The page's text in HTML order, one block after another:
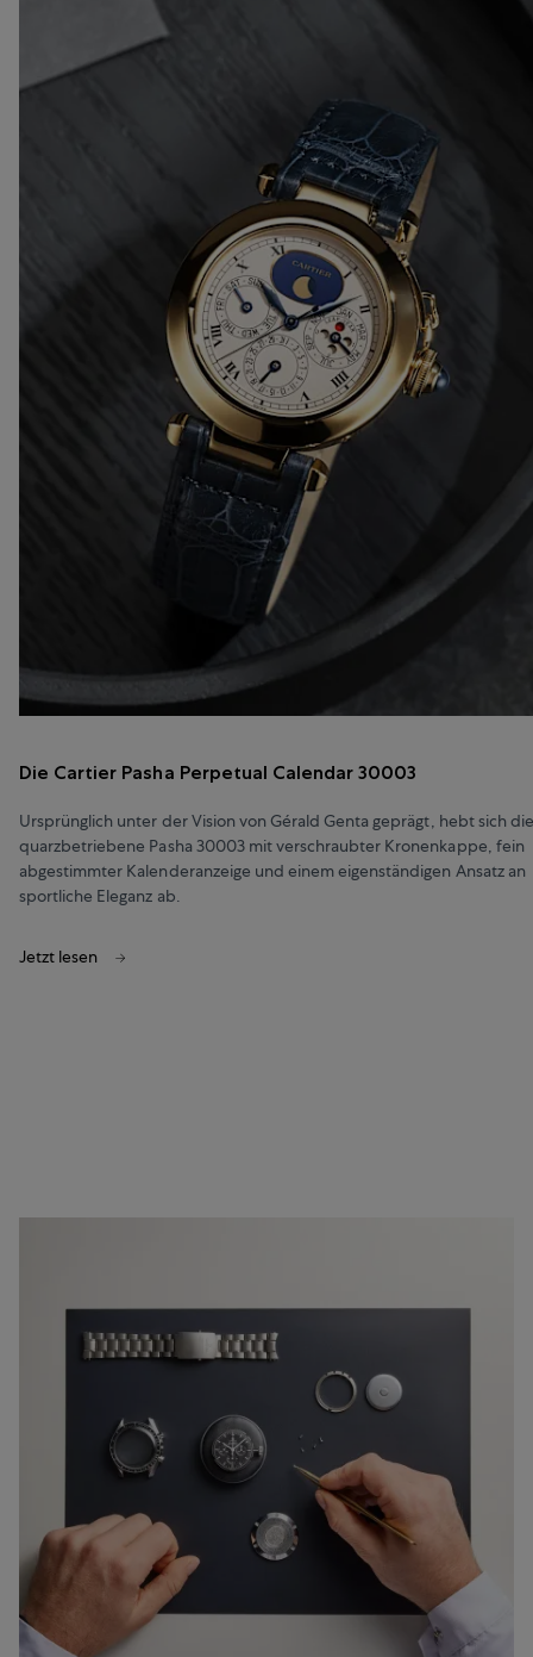
Die Cartier Pasha Perpetual Calendar 30003
Ursprünglich unter der Vision von Gérald Genta geprägt, hebt sich die
quarzbetriebene Pasha 30003 mit verschraubter Kronenkappe, fein
abgestimmter Kalenderanzeige und einem eigenständigen Ansatz an
sportliche Eleganz ab.
Jetzt lesen